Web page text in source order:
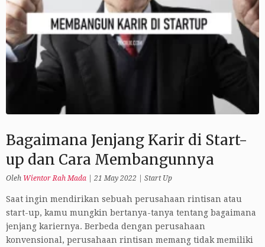
Bagaimana Jenjang Karir di Start-
up dan Cara Membangunnya
Oleh Wientor Rah Mada 21 May 2022 Start Up
Saat ingin mendirikan sebuah perusahaan rintisan atau
start-up, kamu mungkin bertanya-tanya tentang bagaimana
jenjang kariernya. Berbeda dengan perusahaan
konvensional, perusahaan rintisan memang tidak memiliki